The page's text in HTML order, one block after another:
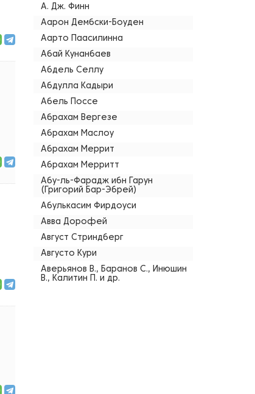
А. Дж. Финн
Аарон Дембски-Боуден
Аарто Паасилинна
Абай Кунанбаев
Абдель Селлу
Абдулла Кадыри
Абель Поссе
Абрахам Вергезе
Абрахам Маслоу
Абрахам Меррит
Абрахам Мерритт
Абу-ль-Фарадж ибн Гарун
(Григорий Бар-Эбрей)
Абулькасим Фирдоуси
Авва Дорофей
Август Стриндберг
Августо Кури
Аверьянов В., Баранов С., Инюшин
В., Калитин П. и др.